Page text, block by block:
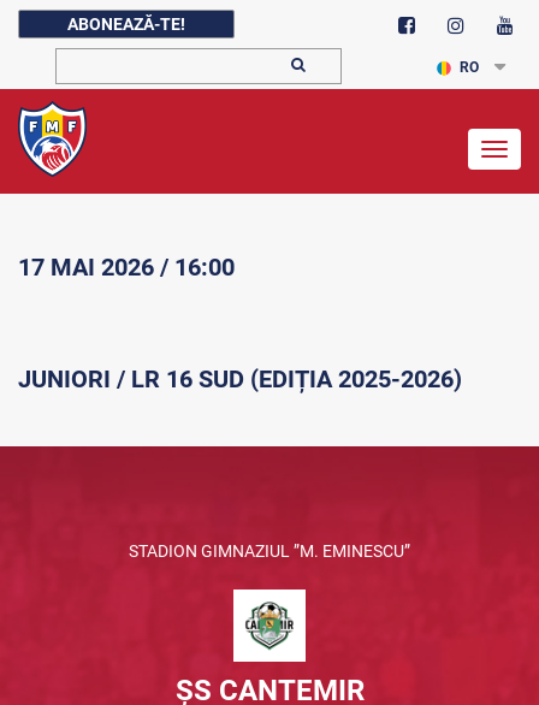
ABONEAZĂ-TE!
RO
17 MAI 2026 / 16:00
JUNIORI / LR 16 SUD (EDIȚIA 2025-2026)
STADION GIMNAZIUL ”M. EMINESCU”
ȘS CANTEMIR